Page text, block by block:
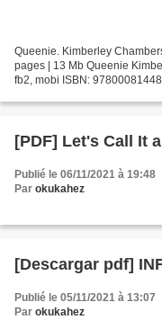
Queenie. Kimberley
pages | 13 Mb Queenie
fb2, mobi ISBN:
[PDF] Let's Call It
Publié le 06/11/2021 à 19:48
Par okukahez
[Descargar pdf]
Publié le 05/11/2021 à 13:07
Par okukahez